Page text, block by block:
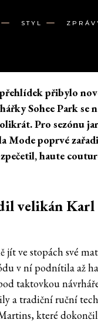
STYL
přibylo
Sohee Park se
Pro sezónu
Mode poprvé
haute
velikán Karl
jít ve stopách své
v ní podnítila až
taktovkou
a tradiční ruční
které